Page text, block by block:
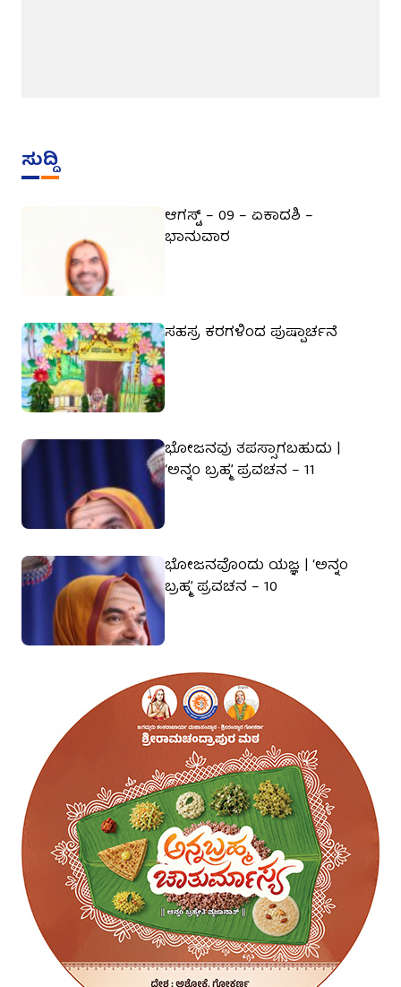
ಸುದ್ದಿ
ಆಗಸ್ಟ್ – 09 – ಏಕಾದಶಿ –
ಭಾನುವಾರ
ಸಹಸ್ರ ಕರಗಳಿಂದ ಪುಷ್ಪಾರ್ಚನೆ
ಭೋಜನವು ತಪಸ್ಸಾಗಬಹುದು |
‘ಅನ್ನಂ ಬ್ರಹ್ಮ’ ಪ್ರವಚನ – 11
ಭೋಜನವೊಂದು ಯಜ್ಞ | ‘ಅನ್ನಂ
ಬ್ರಹ್ಮ’ ಪ್ರವಚನ – 10